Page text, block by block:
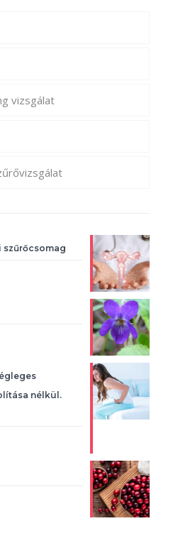
vizsgálat
szűrőcsomag
nélkül.